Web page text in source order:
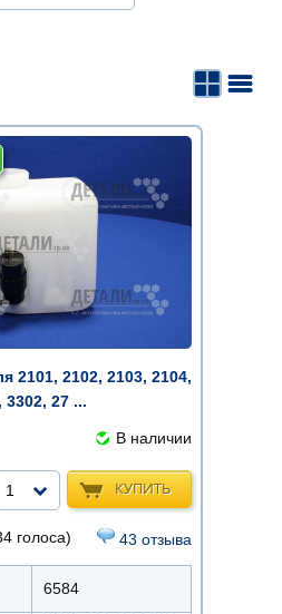
2101, 2102, 2103, 2104,
3302, 27 ...
В наличии
КУПИТЬ
1
голоса) 43 отзыва
6584